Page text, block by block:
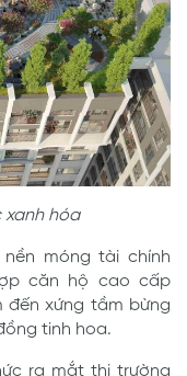
xanh hóa
móng tài chính
căn hộ cao cấp
đến xứng tầm bừng
tinh hoa.
ra mắt thị trường